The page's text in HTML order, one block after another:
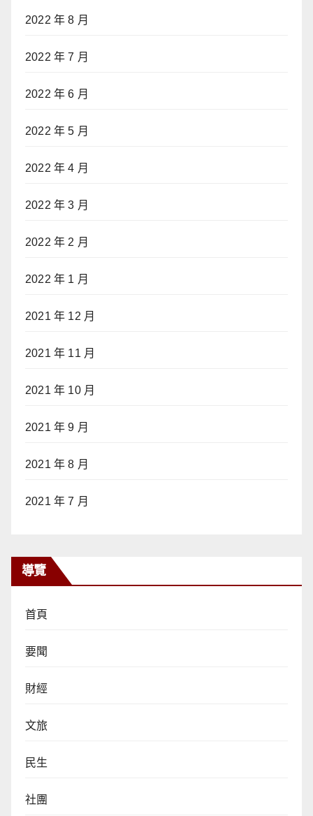
2022 年 8 月
2022 年 7 月
2022 年 6 月
2022 年 5 月
2022 年 4 月
2022 年 3 月
2022 年 2 月
2022 年 1 月
2021 年 12 月
2021 年 11 月
2021 年 10 月
2021 年 9 月
2021 年 8 月
2021 年 7 月
導覽
首頁
要聞
財經
文旅
民生
社團